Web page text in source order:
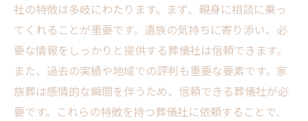
社の特徴は多岐にわたります。まず、親身に相談に乗っ
てくれることが重要です。遺族の気持ちに寄り添い、必
要な情報をしっかりと提供する葬儀社は信頼できます。
また、過去の実績や地域での評判も重要な要素です。家
族葬は感情的な瞬間を伴うため、信頼できる葬儀社が必
要です。これらの特徴を持つ葬儀社に依頼することで、